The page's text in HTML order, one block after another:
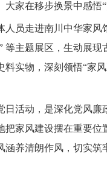
大家在移步换景中感悟
人员走进南川中华家风
等主题展区，生动展现
料实物，深刻领悟“家
日活动，是深化党风廉
把家风建设摆在重要位
涵养清朗作风，切实